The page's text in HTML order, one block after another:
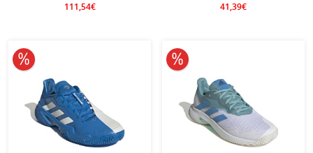
111,54€ 41,39€
10% obniżone 10% obniżone